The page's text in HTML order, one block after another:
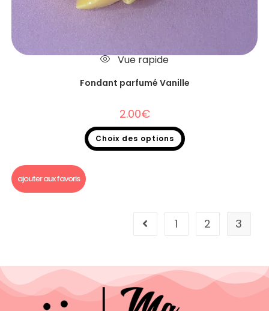
Vue rapide
Fondant parfumé Vanille
2.00€
Choix des options
ajouter aux favoris
1 2 3